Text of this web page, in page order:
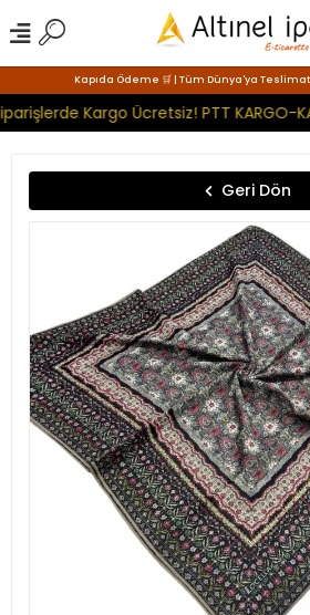
Kapıda Ödeme 🛒 | Tüm Dünya'ya Teslimat
Kargo Ücretsiz! PTT KARGO-
Geri Dön